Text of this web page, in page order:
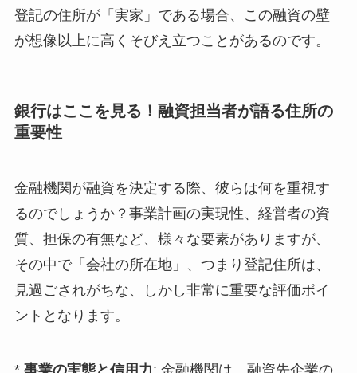
登記の住所が「実家」である場合、この融資の壁
が想像以上に高くそびえ立つことがあるのです。
銀行はここを見る！融資担当者が語る住所の
重要性
金融機関が融資を決定する際、彼らは何を重視す
るのでしょうか？事業計画の実現性、経営者の資
質、担保の有無など、様々な要素がありますが、
その中で「会社の所在地」、つまり登記住所は、
見過ごされがちな、しかし非常に重要な評価ポイ
ントとなります。
* 事業の実態と信用力: 金融機関は、融資先企業の